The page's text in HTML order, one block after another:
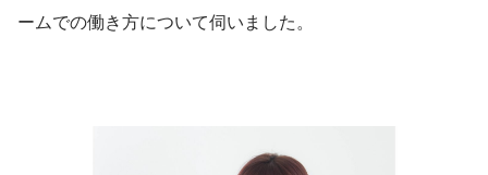
ームでの働き方について伺いました。